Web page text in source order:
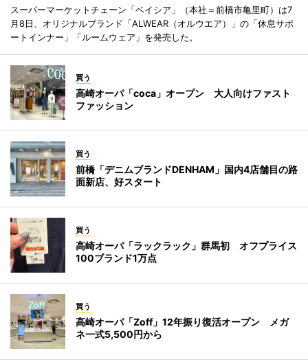
スーパーマーケットチェーン「ベイシア」（本社＝前橋市亀里町）は7
月8日、オリジナルブランド「ALWEAR（オルウエア）」の「休息サポ
ートインナー」「ルームウェア」を発売した。
買う
高崎オーパ「coca」オープン 大人向けファスト
ファッション
買う
前橋「デニムブランドDENHAM」国内4店舗目の路
面新店、好スタート
買う
高崎オーパ「ラックラック」群馬初 オフプライス
100ブランド1万点
買う
高崎オーパ「Zoff」12年振り復活オープン メガ
ネ一式5,500円から